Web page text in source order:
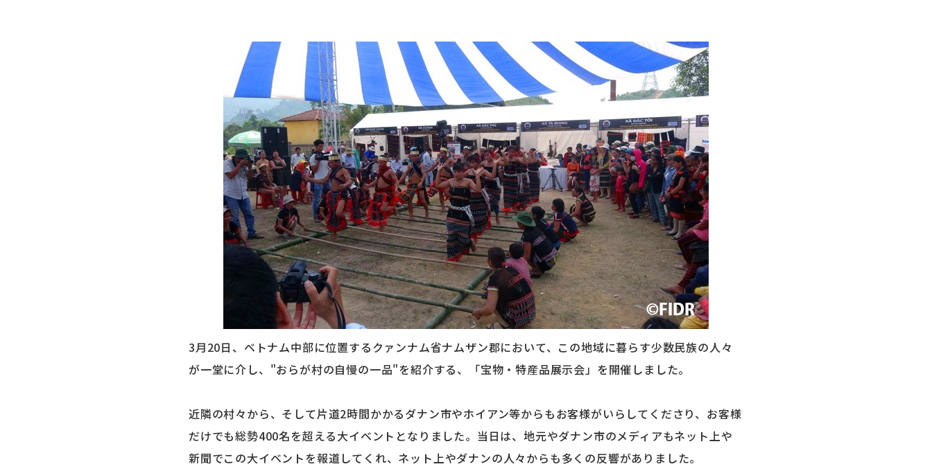
3月20日、ベトナム中部に位置するクァンナム省ナムザン郡において、この地域に暮らす少数民族の人々
が一堂に介し、"おらが村の自慢の一品"を紹介する、「宝物・特産品展示会」を開催しました。
近隣の村々から、そして片道2時間かかるダナン市やホイアン等からもお客様がいらしてくださり、お客様
だけでも総勢400名を超える大イベントとなりました。当日は、地元やダナン市のメディアもネット上や
新聞でこの大イベントを報道してくれ、ネット上やダナンの人々からも多くの反響がありました。